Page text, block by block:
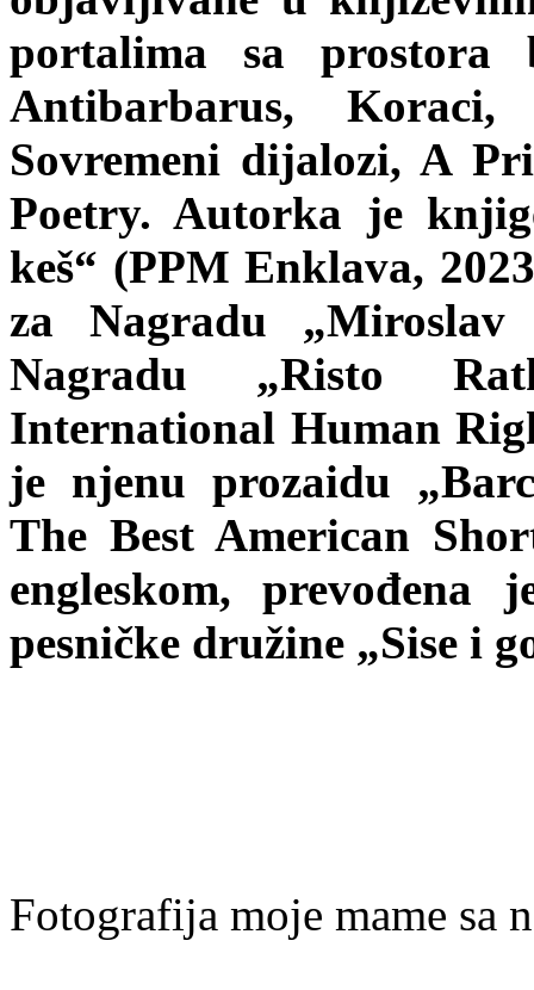
portalima sa prostora
Antibarbarus,
Sovremeni dijalozi, A
Poetry. Autorka je
keš“ (PPM Enklava,
za Nagradu
Nagradu „Risto
International Human
je njenu prozaidu
The Best American
engleskom,
pesničke družine „Sise i
Fotografija moje mame sa